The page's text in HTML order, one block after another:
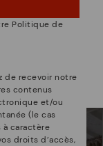
WEB DU
Politique de
de recevoir notre
contenus
et/ou
(le cas
caractère
droits d’accès,